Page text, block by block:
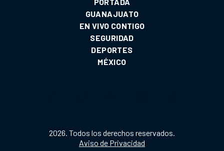
GUANAJUATO
EN VIVO CONTIGO
SEGURIDAD
DEPORTES
MÉXICO
2026. Todos los derechos reservados.
Aviso de Privacidad